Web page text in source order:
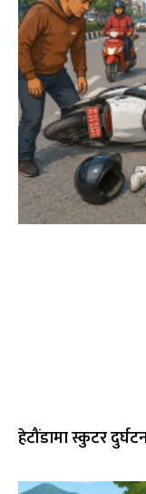
हेटौंडामा स्कुटर